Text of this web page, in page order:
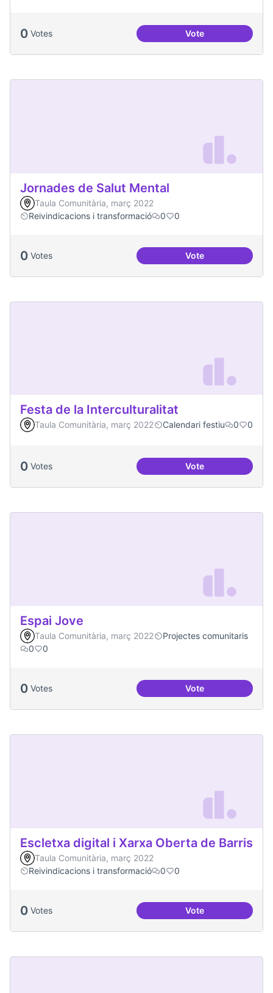
0 Votes VoteMalestar
Jornades de Salut Mental
Taula Comunitària, març 2022
Reivindicacions i transformació
0 0
0 Votes VoteJornades de Salut
Festa de la Interculturalitat
Taula Comunitària, març 2022 Calendari festiu 0 0
0 Votes VoteFesta de la
Espai Jove
Taula Comunitària, març 2022
Projectes comunitaris
0
0
0 Votes VoteEspai Jove
Escletxa digital i Xarxa Oberta de Barris
Taula Comunitària, març 2022
Reivindicacions i transformació
0 0
0 Votes VoteEscletxa digital i